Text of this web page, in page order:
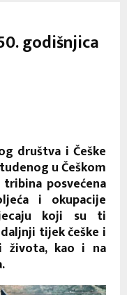
godišnjica
društva i Češke
u Češkom
posvećena
i okupacije
koji su ti
tijek češke i
života, kao i na